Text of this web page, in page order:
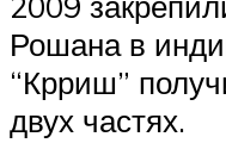
Рошана в
“Крриш”
двух частях.